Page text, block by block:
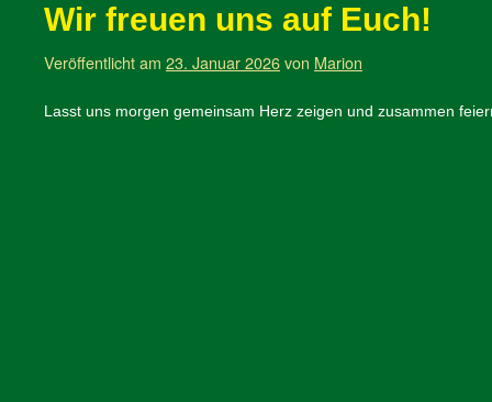
Wir freuen uns auf Euch!
Veröffentlicht am 23. Januar 2026von Marion
Lasst uns morgen gemeinsam Herz zeigen und zusammen